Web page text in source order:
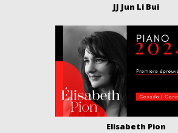
JJ Jun Li Bui
Elisabeth Pion